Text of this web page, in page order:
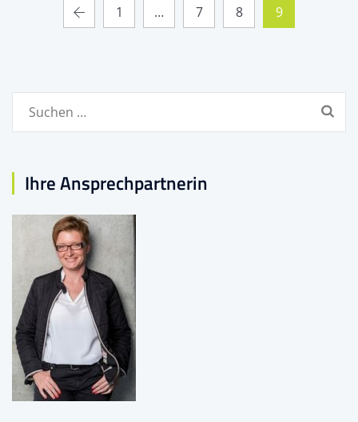
1 … 7 8 9
Ihre Ansprechpartnerin